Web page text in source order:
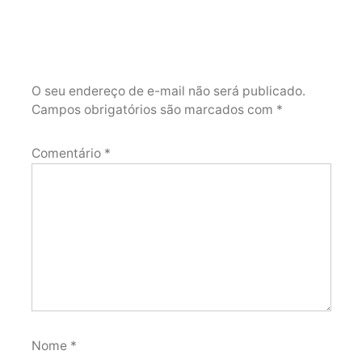
O seu endereço de e-mail não será publicado.
Campos obrigatórios são marcados com *
Comentário *
Nome *